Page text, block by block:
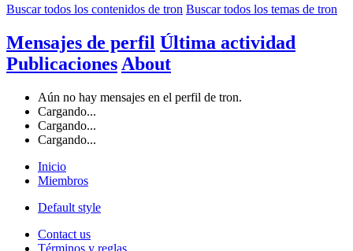
Buscar todos los contenidos de tron Buscar todos los temas de tron
Mensajes de perfil Última actividad
Publicaciones About
Aún no hay mensajes en el perfil de tron.
Cargando...
Cargando...
Cargando...
Inicio
Miembros
Default style
Contact us
Términos y reglas